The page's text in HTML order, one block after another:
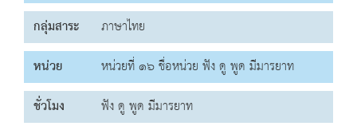
กลุ่มสาระ
ภาษาไทย
หน่วย
หน่วยที่ ๑๖ ชื่อหน่วย ฟัง ดู พูด มีมารยาท
ชั่วโมง
ฟัง ดู พูด มีมารยาท